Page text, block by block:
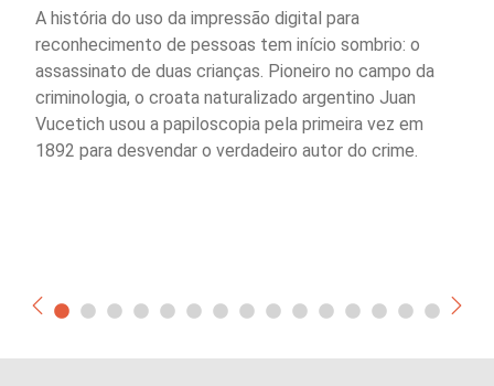
A história do uso da impressão digital para
reconhecimento de pessoas tem início sombrio: o
assassinato de duas crianças. Pioneiro no campo da
criminologia, o croata naturalizado argentino Juan
Vucetich usou a papiloscopia pela primeira vez em
1892 para desvendar o verdadeiro autor do crime.